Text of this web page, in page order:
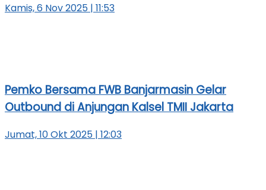
Kamis, 6 Nov 2025 | 11:53
Pemko Bersama FWB Banjarmasin Gelar
Outbound di Anjungan Kalsel TMII Jakarta
Jumat, 10 Okt 2025 | 12:03